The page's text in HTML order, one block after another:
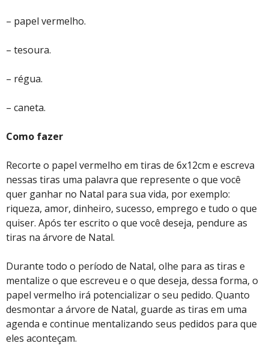
– papel vermelho.
– tesoura.
– régua.
– caneta.
Como fazer
Recorte o papel vermelho em tiras de 6x12cm e escreva
nessas tiras uma palavra que represente o que você
quer ganhar no Natal para sua vida, por exemplo:
riqueza, amor, dinheiro, sucesso, emprego e tudo o que
quiser. Após ter escrito o que você deseja, pendure as
tiras na árvore de Natal.
Durante todo o período de Natal, olhe para as tiras e
mentalize o que escreveu e o que deseja, dessa forma, o
papel vermelho irá potencializar o seu pedido. Quanto
desmontar a árvore de Natal, guarde as tiras em uma
agenda e continue mentalizando seus pedidos para que
eles aconteçam.